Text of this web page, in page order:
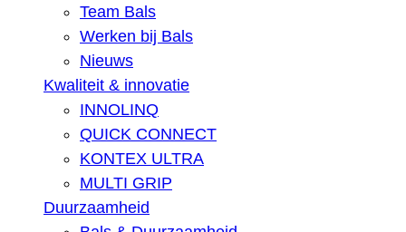
Team Bals
Werken bij Bals
Nieuws
Kwaliteit & innovatie
INNOLINQ
QUICK CONNECT
KONTEX ULTRA
MULTI GRIP
Duurzaamheid